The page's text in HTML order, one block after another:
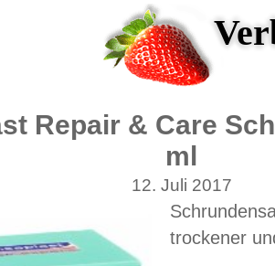
Repair & Care
ml
12. Juli 2017
trockener